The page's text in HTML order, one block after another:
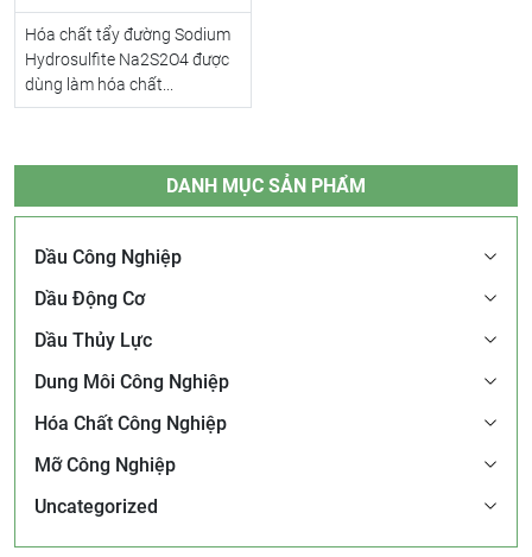
Hóa chất tẩy đường Sodium
Hydrosulfite Na2S2O4 được
dùng làm hóa chất...
DANH MỤC SẢN PHẨM
Dầu Công Nghiệp
Dầu Động Cơ
Dầu Thủy Lực
Dung Môi Công Nghiệp
Hóa Chất Công Nghiệp
Mỡ Công Nghiệp
Uncategorized